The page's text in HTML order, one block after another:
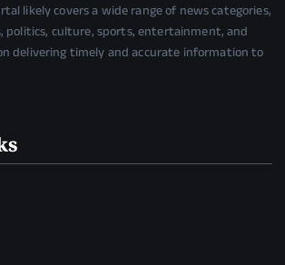
likely covers a wide range of news categories,
politics, culture, sports, entertainment, and
delivering timely and accurate information to